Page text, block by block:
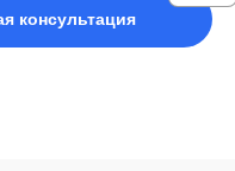
консультация